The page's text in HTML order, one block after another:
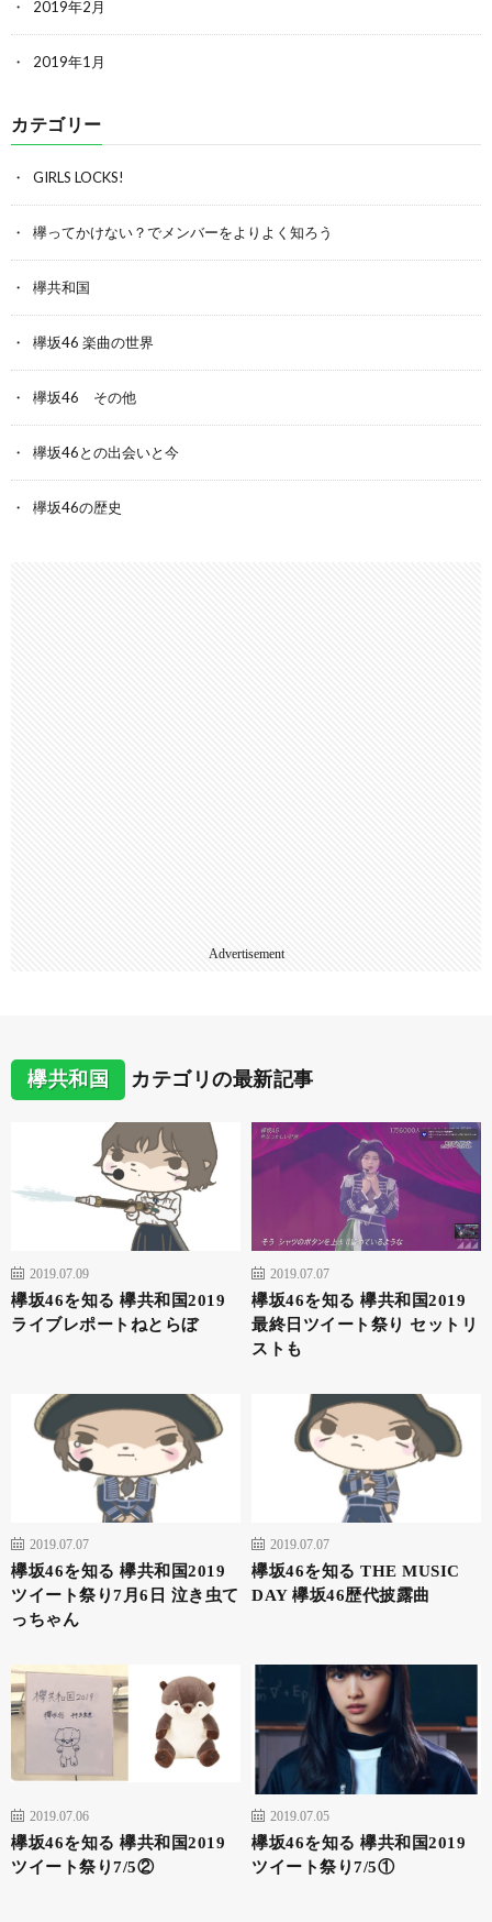
2019年2月
2019年1月
カテゴリー
GIRLS LOCKS!
欅ってかけない？でメンバーをよりよく知ろう
欅共和国
欅坂46 楽曲の世界
欅坂46 その他
欅坂46との出会いと今
欅坂46の歴史
Advertisement
欅共和国 カテゴリの最新記事
2019.07.09
欅坂46を知る 欅共和国2019
ライブレポートねとらぼ
2019.07.07
欅坂46を知る 欅共和国2019
最終日ツイート祭り セットリ
ストも
2019.07.07
欅坂46を知る 欅共和国2019
ツイート祭り7月6日 泣き虫て
っちゃん
2019.07.07
欅坂46を知る THE MUSIC
DAY 欅坂46歴代披露曲
2019.07.06
欅坂46を知る 欅共和国2019
ツイート祭り7/5②
2019.07.05
欅坂46を知る 欅共和国2019
ツイート祭り7/5①